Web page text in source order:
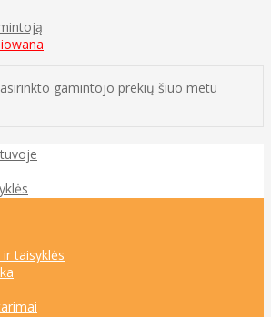
gamintojo prekių šiuo metu
taisyklės